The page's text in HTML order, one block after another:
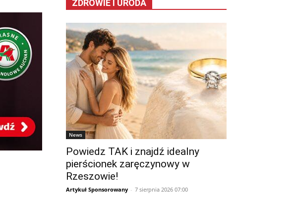
ZDROWIE I URODA
News
Powiedz TAK i znajdź idealny
pierścionek zaręczynowy w
Rzeszowie!
Artykuł Sponsorowany - 7 sierpnia 2026 07:00